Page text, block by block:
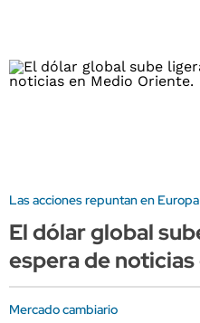
Las acciones repuntan en Europa
El dólar global
espera de
Mercado cambiario